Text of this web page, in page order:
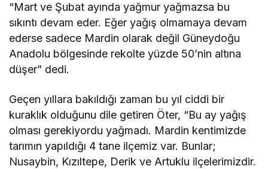
“Mart ve Şubat ayında yağmur yağmazsa bu
sıkıntı devam eder. Eğer yağış olmamaya devam
ederse sadece Mardin olarak değil Güneydoğu
Anadolu bölgesinde rekolte yüzde 50’nin altına
düşer” dedi.
Geçen yıllara bakıldığı zaman bu yıl ciddi bir
kuraklık olduğunu dile getiren Öter, “Bu ay yağış
olması gerekiyordu yağmadı. Mardin kentimizde
tarımın yapıldığı 4 tane ilçemiz var. Bunlar;
Nusaybin, Kızıltepe, Derik ve Artuklu ilçelerimizdir.